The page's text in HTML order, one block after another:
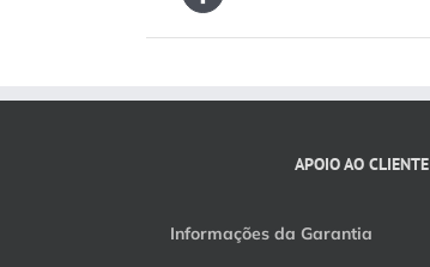
APOIO AO CLIENTE
Informações da Garantia